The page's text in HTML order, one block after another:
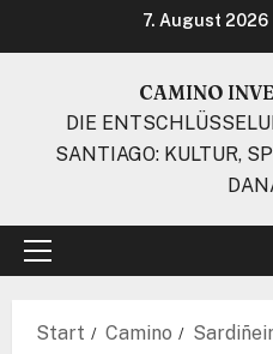
7. August 2026
CAMINO
DIE
SANTIAGO: KULTUR,
Primäres
Start Camino